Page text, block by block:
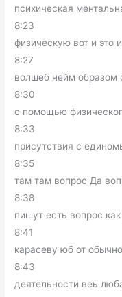
психическая
8:23
физическую вот и это
8:27
волшеб нейм образом
8:30
с помощью
8:33
присутствия с
8:35
там там вопрос Да
8:38
пишут есть вопрос как
8:41
карасеву юб от
8:43
деятельности веь